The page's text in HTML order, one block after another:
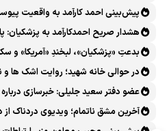
پیش‌بینی احمد کارآمد به واقعیت
هشدار صریح احمدکارآمد به پزشکیان:
بدعتِ «پزشکیان»، لبخندِ «آمریکا»
قانون‌گریزی در روز روشن!
در حوالی خانه شهید؛ روایت اشک ها
عضو دفتر سعید جلیلی: خبرسازی
است
آخرین مشق ناتمام؛ ویدیوی دردناک